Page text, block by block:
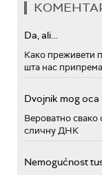
Da, ali...
Како преживети
шта нас
Dvojnik mog oca
Вероватно свако
сличну ДНК
Nemogućnost